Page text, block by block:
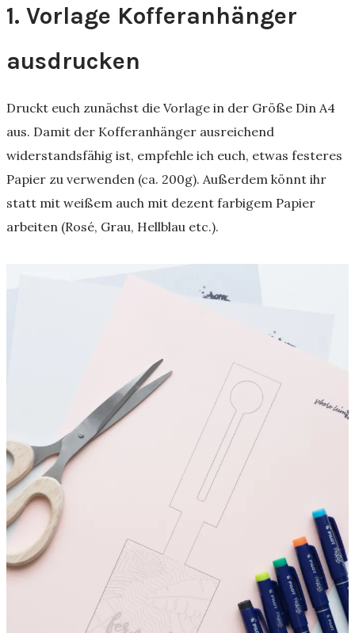
1. Vorlage Kofferanhänger
ausdrucken
Druckt euch zunächst die Vorlage in der Größe Din A4
aus. Damit der Kofferanhänger ausreichend
widerstandsfähig ist, empfehle ich euch, etwas festeres
Papier zu verwenden (ca. 200g). Außerdem könnt ihr
statt mit weißem auch mit dezent farbigem Papier
arbeiten (Rosé, Grau, Hellblau etc.).